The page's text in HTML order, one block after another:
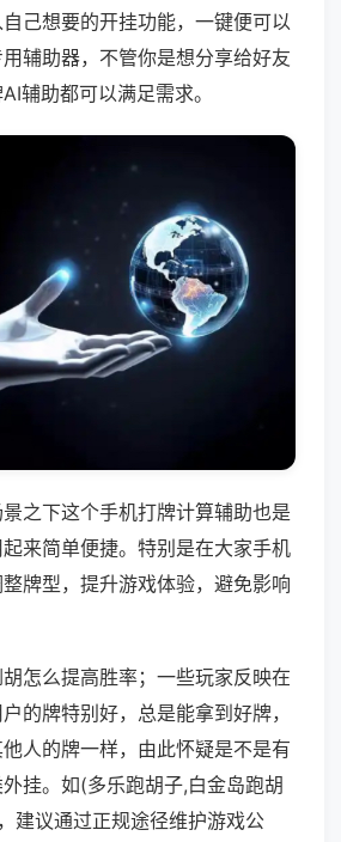
己想要的开挂功能，一键便可以
辅助器，不管你是想分享给好友
辅助都可以满足需求。
之下这个手机打牌计算辅助也是
来简单便捷。特别是在大家手机
牌型，提升游戏体验，避免影响
怎么提高胜率；一些玩家反映在
的牌特别好，总是能拿到好牌，
人的牌一样，由此怀疑是不是有
挂。如(多乐跑胡子,白金岛跑胡
建议通过正规途径维护游戏公